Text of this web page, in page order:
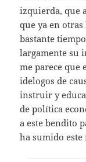
izquierda, que
que ya en
bastante
largamente su
me parece que
idelogos de
instruir y
de política
a este bendito
ha sumido